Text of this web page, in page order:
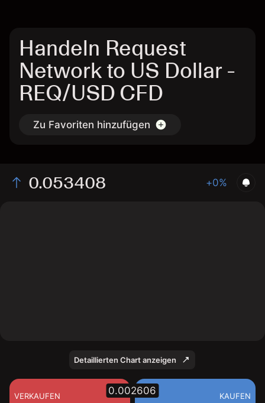
Handeln Request
Network to US Dollar -
REQ/USD CFD
Zu Favoriten hinzufügen
0.053408 +0%
Detaillierten Chart anzeigen
VERKAUFEN KAUFEN
0.002606